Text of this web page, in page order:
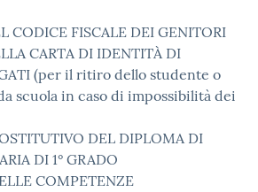
CODICE FISCALE DEI GENITORI
CARTA DI IDENTITÀ DI
(per il ritiro dello studente o
scuola in caso di impossibilità dei
DEL DIPLOMA DI
DI 1° GRADO
COMPETENZE